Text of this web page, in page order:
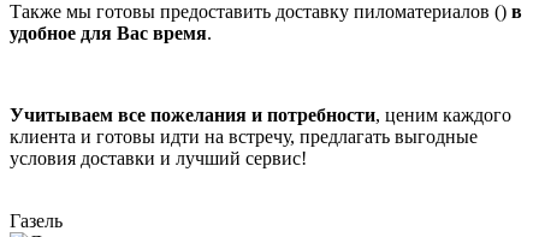
Также мы готовы предоставить доставку пиломатериалов () в
удобное для Вас время.
Учитываем все пожелания и потребности, ценим каждого
клиента и готовы идти на встречу, предлагать выгодные
условия доставки и лучший сервис!
Газель